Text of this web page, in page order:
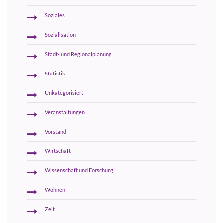
Soziales
Sozialisation
Stadt- und Regionalplanung
Statistik
Unkategorisiert
Veranstaltungen
Vorstand
Wirtschaft
Wissenschaft und Forschung
Wohnen
Zeit